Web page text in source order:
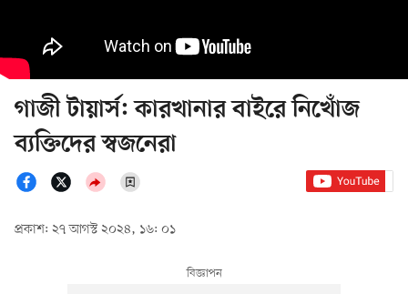
গাজী টায়ার্স: কারখানার বাইরে নিখোঁজ
ব্যক্তিদের স্বজনেরা
প্রকাশ: ২৭ আগস্ট ২০২৪, ১৬: ০১